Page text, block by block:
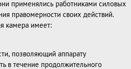
применялись работниками силовых
правомерности своих действий.
камера имеет:
позволяющий аппарату
в течение продолжительного